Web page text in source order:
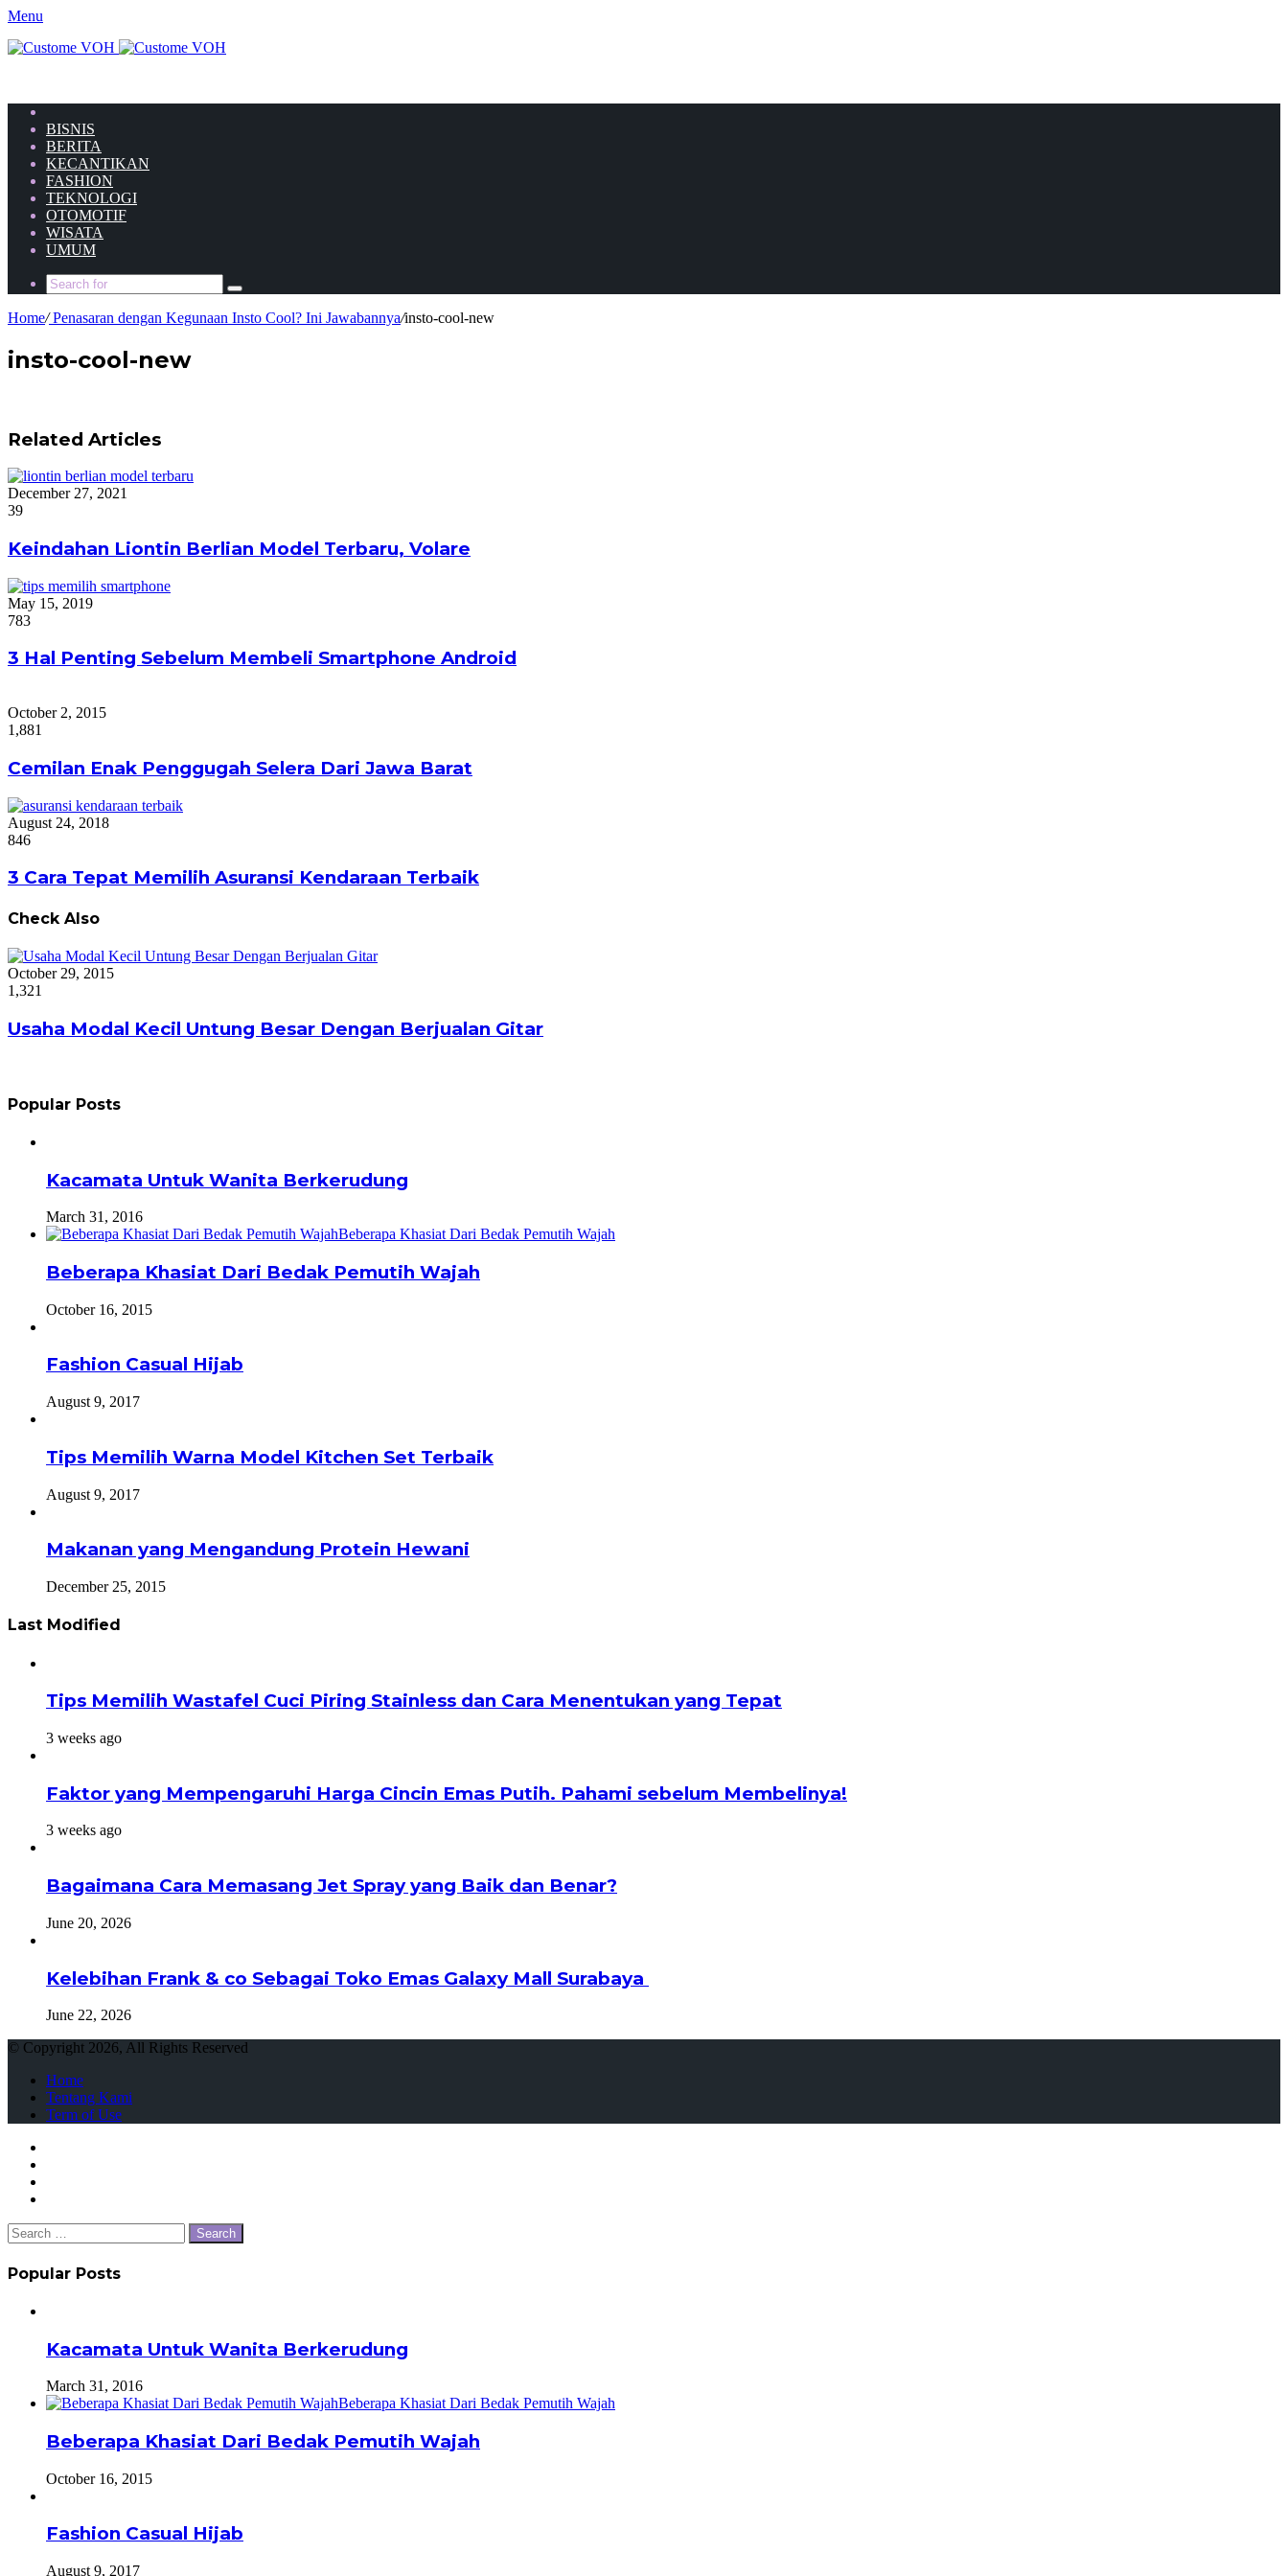
Menu
BISNIS
BERITA
KECANTIKAN
FASHION
TEKNOLOGI
OTOMOTIF
WISATA
UMUM
Home/Penasaran dengan Kegunaan Insto Cool? Ini Jawabannya/insto-cool-new
insto-cool-new
Related Articles
December 27, 2021
39
Keindahan Liontin Berlian Model Terbaru, Volare
May 15, 2019
783
3 Hal Penting Sebelum Membeli Smartphone Android
October 2, 2015
1,881
Cemilan Enak Penggugah Selera Dari Jawa Barat
August 24, 2018
846
3 Cara Tepat Memilih Asuransi Kendaraan Terbaik
Check Also
Close
October 29, 2015
1,321
Usaha Modal Kecil Untung Besar Dengan Berjualan Gitar
Popular Posts
Kacamata Untuk Wanita Berkerudung
March 31, 2016
Beberapa Khasiat Dari Bedak Pemutih Wajah
October 16, 2015
Fashion Casual Hijab
August 9, 2017
Tips Memilih Warna Model Kitchen Set Terbaik
August 9, 2017
Makanan yang Mengandung Protein Hewani
December 25, 2015
Last Modified
Tips Memilih Wastafel Cuci Piring Stainless dan Cara Menentukan yang Tepat
3 weeks ago
Faktor yang Mempengaruhi Harga Cincin Emas Putih. Pahami sebelum Membelinya!
3 weeks ago
Bagaimana Cara Memasang Jet Spray yang Baik dan Benar?
June 20, 2026
Kelebihan Frank & co Sebagai Toko Emas Galaxy Mall Surabaya
June 22, 2026
© Copyright 2026, All Rights Reserved
Home
Tentang Kami
Term of Use
Close
Search
for:
Popular Posts
Kacamata Untuk Wanita Berkerudung
March 31, 2016
Beberapa Khasiat Dari Bedak Pemutih Wajah
October 16, 2015
Fashion Casual Hijab
August 9, 2017